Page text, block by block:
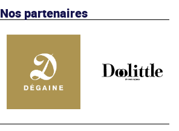
Nos partenaires